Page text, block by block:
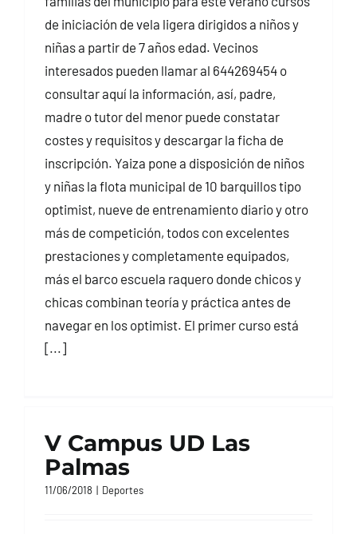
de iniciación de vela ligera dirigidos a niños y
niñas a partir de 7 años edad. Vecinos
interesados pueden llamar al 644269454 o
consultar aquí la información, así, padre,
madre o tutor del menor puede constatar
costes y requisitos y descargar la ficha de
inscripción. Yaiza pone a disposición de niños
y niñas la flota municipal de 10 barquillos tipo
optimist, nueve de entrenamiento diario y otro
más de competición, todos con excelentes
prestaciones y completamente equipados,
más el barco escuela raquero donde chicos y
chicas combinan teoría y práctica antes de
navegar en los optimist. El primer curso está
[...]
V Campus UD Las
Palmas
11/06/2018 | Deportes